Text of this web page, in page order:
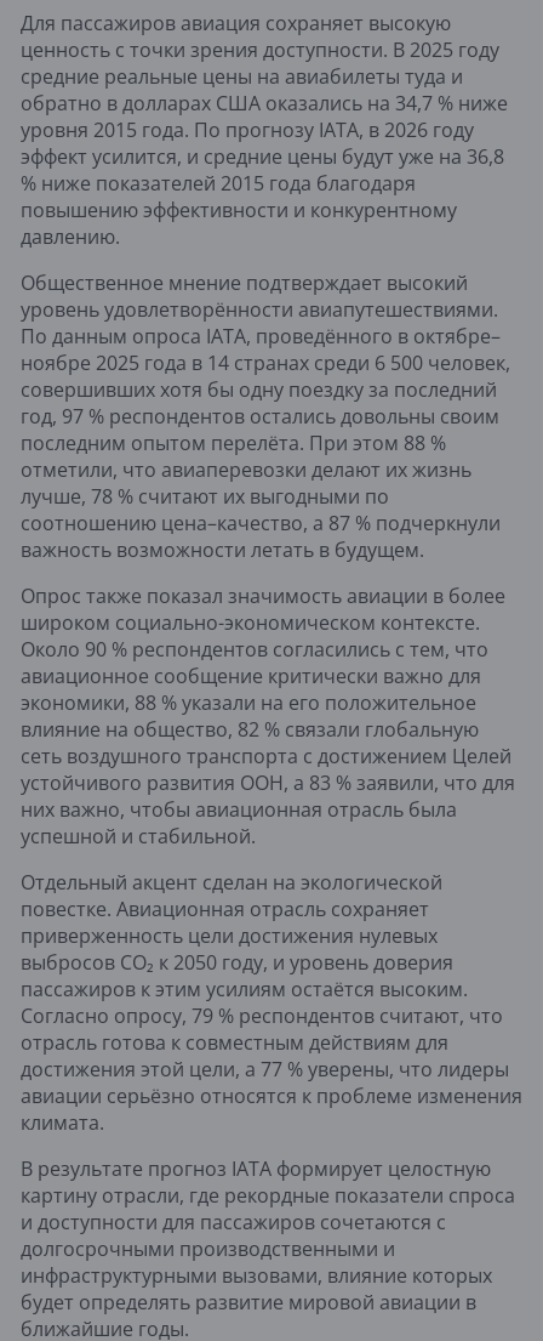
Для пассажиров авиация сохраняет высокую
ценность с точки зрения доступности. В 2025 году
средние реальные цены на авиабилеты туда и
обратно в долларах США оказались на 34,7 % ниже
уровня 2015 года. По прогнозу IATA, в 2026 году
эффект усилится, и средние цены будут уже на 36,8
% ниже показателей 2015 года благодаря
повышению эффективности и конкурентному
давлению.
Общественное мнение подтверждает высокий
уровень удовлетворённости авиапутешествиями.
По данным опроса IATA, проведённого в октябре–
ноябре 2025 года в 14 странах среди 6 500 человек,
совершивших хотя бы одну поездку за последний
год, 97 % респондентов остались довольны своим
последним опытом перелёта. При этом 88 %
отметили, что авиаперевозки делают их жизнь
лучше, 78 % считают их выгодными по
соотношению цена–качество, а 87 % подчеркнули
важность возможности летать в будущем.
Опрос также показал значимость авиации в более
широком социально-экономическом контексте.
Около 90 % респондентов согласились с тем, что
авиационное сообщение критически важно для
экономики, 88 % указали на его положительное
влияние на общество, 82 % связали глобальную
сеть воздушного транспорта с достижением Целей
устойчивого развития ООН, а 83 % заявили, что для
них важно, чтобы авиационная отрасль была
успешной и стабильной.
Отдельный акцент сделан на экологической
повестке. Авиационная отрасль сохраняет
приверженность цели достижения нулевых
выбросов CO₂ к 2050 году, и уровень доверия
пассажиров к этим усилиям остаётся высоким.
Согласно опросу, 79 % респондентов считают, что
отрасль готова к совместным действиям для
достижения этой цели, а 77 % уверены, что лидеры
авиации серьёзно относятся к проблеме изменения
климата.
В результате прогноз IATA формирует целостную
картину отрасли, где рекордные показатели спроса
и доступности для пассажиров сочетаются с
долгосрочными производственными и
инфраструктурными вызовами, влияние которых
будет определять развитие мировой авиации в
ближайшие годы.